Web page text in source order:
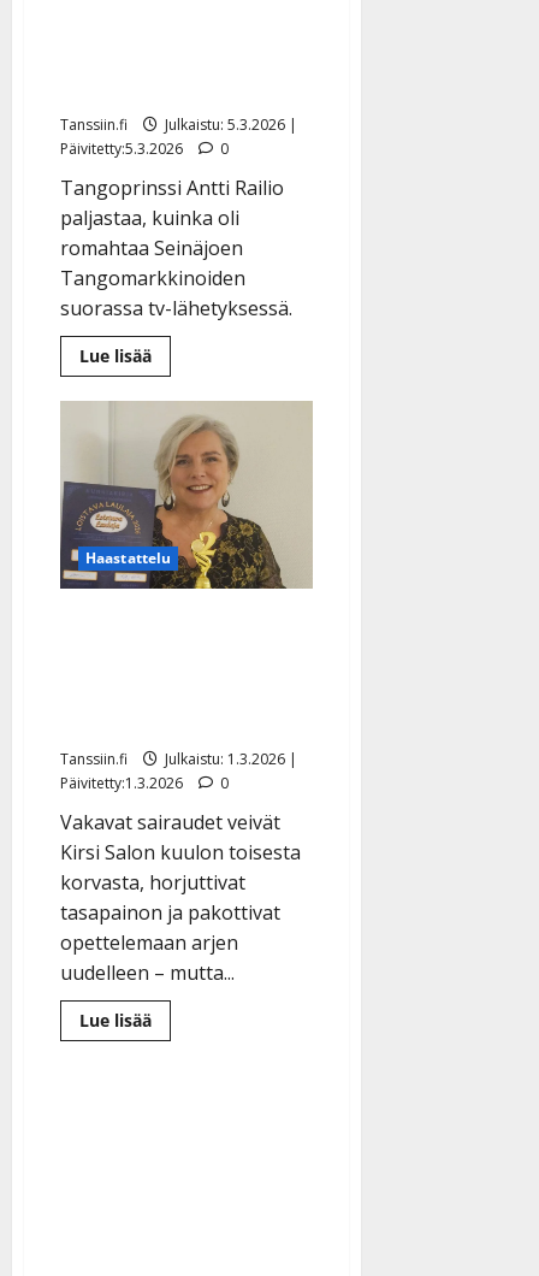
Tanssiin.fi
Julkaistu: 5.3.2026 |
Päivitetty:5.3.2026
0
Tangoprinssi Antti Railio
paljastaa, kuinka oli
romahtaa Seinäjoen
Tangomarkkinoiden
suorassa tv-lähetyksessä.
Lue lisääLue
lisää
Apu:
Antti
Railio
sai
paniikkikohtauksen
kesken
tangofinaalin
Haastattelu
Tanssiin.fi
Julkaistu: 1.3.2026 |
Päivitetty:1.3.2026
0
Vakavat sairaudet veivät
Kirsi Salon kuulon toisesta
korvasta, horjuttivat
tasapainon ja pakottivat
opettelemaan arjen
uudelleen – mutta...
Lue lisääLue
lisää